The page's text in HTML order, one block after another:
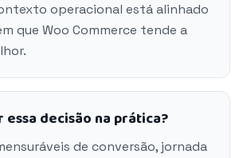
operacional está alinhado
que Woo Commerce tende a
essa decisão na prática?
de conversão, jornada